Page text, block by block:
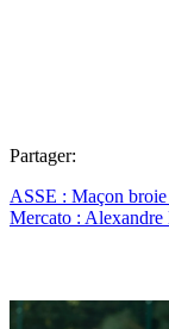
Partager:
ASSE : Maçon
Mercato :